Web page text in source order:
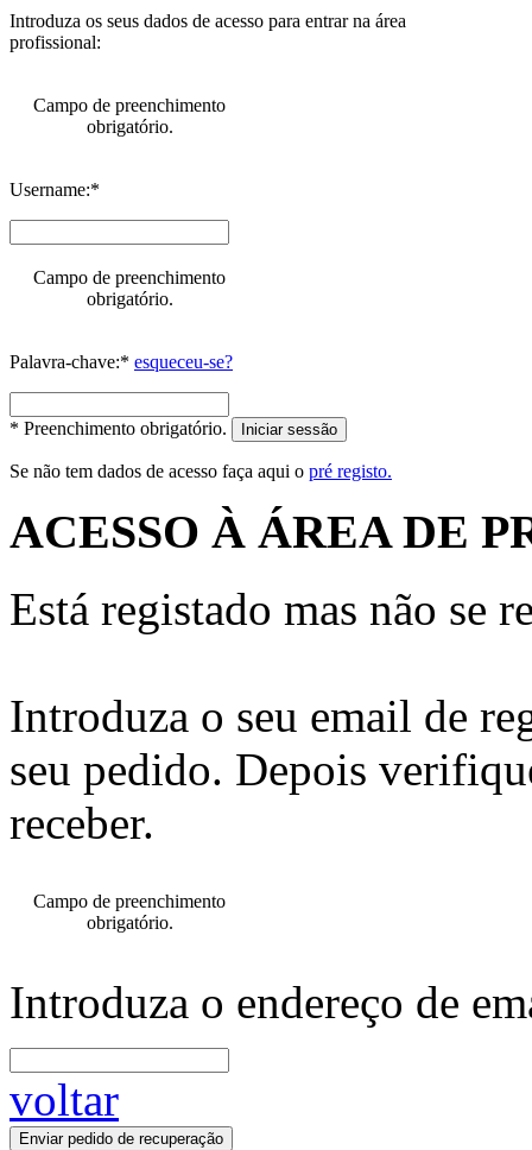
Introduza os seus dados de acesso para entrar na área
profissional:
Campo de preenchimento
obrigatório.
Username:*
Campo de preenchimento
obrigatório.
Palavra-chave:* esqueceu-se?
* Preenchimento obrigatório. Iniciar sessão
Se não tem dados de acesso faça aqui o pré registo.
ACESSO À ÁREA DE
Está registado mas não se
Introduza o seu email de
seu pedido. Depois
receber.
Campo de preenchimento
obrigatório.
Introduza o endereço de
voltar
Enviar pedido de recuperação